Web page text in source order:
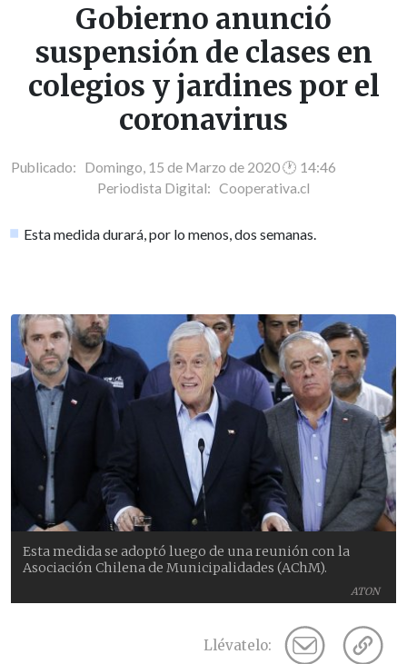
Gobierno anunció
suspensión de clases en
colegios y jardines por el
coronavirus
Publicado: Domingo, 15 de Marzo de 2020 🕐 14:46
Periodista Digital: Cooperativa.cl
Esta medida durará, por lo menos, dos semanas.
ATON
Esta medida se adoptó luego de una reunión con la
Asociación Chilena de Municipalidades (AChM).
Llévatelo: